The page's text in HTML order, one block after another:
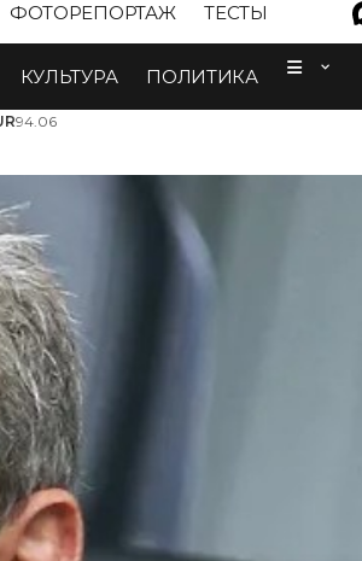
ФОТОРЕПОРТАЖ ТЕСТЫ
КУЛЬТУРА ПОЛИТИКА
94.06